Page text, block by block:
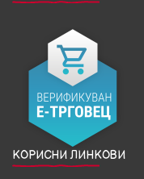
КОРИСНИ ЛИНКОВИ